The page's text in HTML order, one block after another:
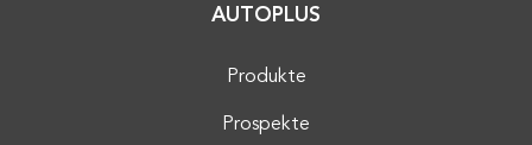
AUTOPLUS
Produkte
Prospekte